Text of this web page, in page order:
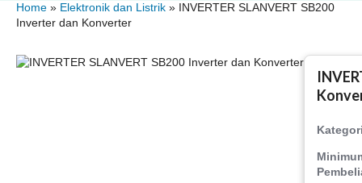
Home » Elektronik dan Listrik » INVERTER SLANVERT SB200
Inverter dan Konverter